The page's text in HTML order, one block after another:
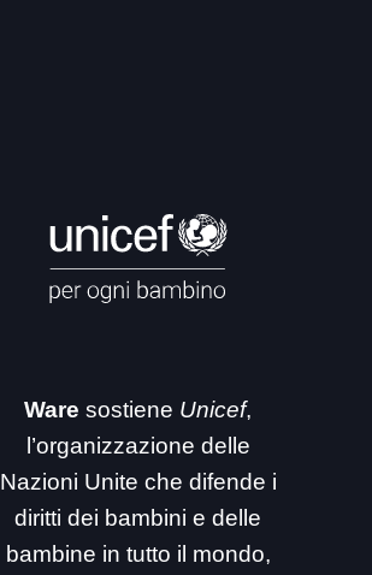
Ware sostiene Unicef,
l’organizzazione delle
Nazioni Unite che difende i
diritti dei bambini e delle
bambine in tutto il mondo,